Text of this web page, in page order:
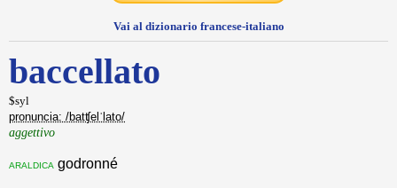
Vai al dizionario francese-italiano
baccellato
$syl
pronuncia: /batʧelˈlato/
aggettivo
araldica godronné